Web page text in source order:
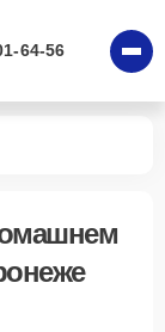
64-56